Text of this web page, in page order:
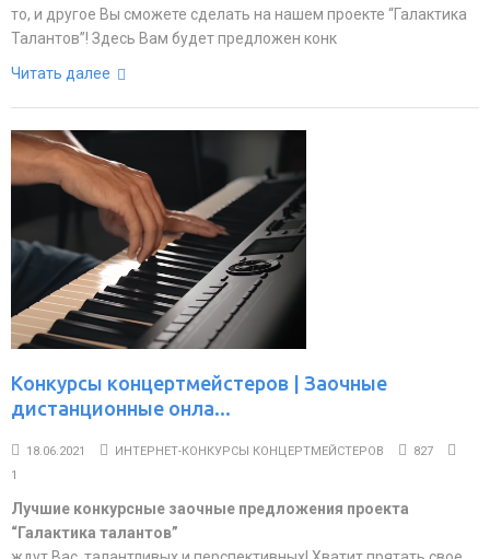
то, и другое Вы сможете сделать на нашем проекте “Галактика
Талантов”! Здесь Вам будет предложен конк
Читать далее
Конкурсы концертмейстеров | Заочные
дистанционные онла...
18.06.2021 ИНТЕРНЕТ-КОНКУРСЫ КОНЦЕРТМЕЙСТЕРОВ
827
1
Лучшие конкурсные заочные предложения проекта
“Галактика талантов”